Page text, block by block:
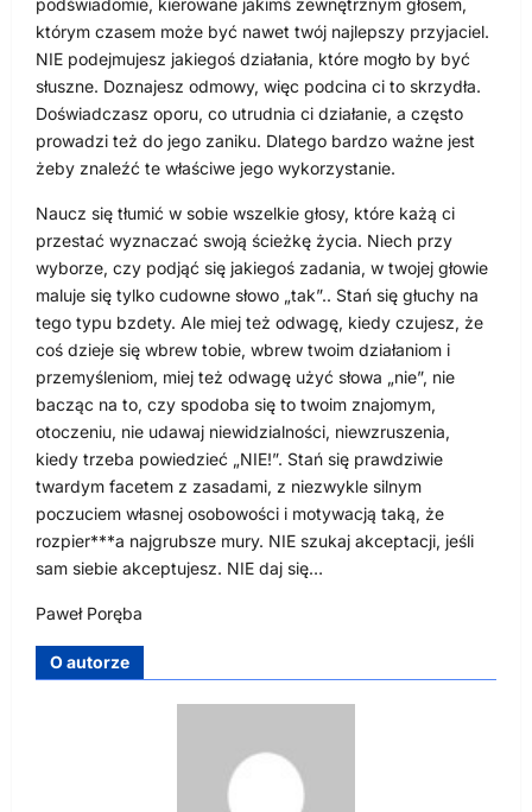
którym czasem może być nawet twój najlepszy przyjaciel.
NIE podejmujesz jakiegoś działania, które mogło by być
słuszne. Doznajesz odmowy, więc podcina ci to skrzydła.
Doświadczasz oporu, co utrudnia ci działanie, a często
prowadzi też do jego zaniku. Dlatego bardzo ważne jest
żeby znaleźć te właściwe jego wykorzystanie.
Naucz się tłumić w sobie wszelkie głosy, które każą ci
przestać wyznaczać swoją ścieżkę życia. Niech przy
wyborze, czy podjąć się jakiegoś zadania, w twojej głowie
maluje się tylko cudowne słowo „tak”.. Stań się głuchy na
tego typu bzdety. Ale miej też odwagę, kiedy czujesz, że
coś dzieje się wbrew tobie, wbrew twoim działaniom i
przemyśleniom, miej też odwagę użyć słowa „nie”, nie
bacząc na to, czy spodoba się to twoim znajomym,
otoczeniu, nie udawaj niewidzialności, niewzruszenia,
kiedy trzeba powiedzieć „NIE!”. Stań się prawdziwie
twardym facetem z zasadami, z niezwykle silnym
poczuciem własnej osobowości i motywacją taką, że
rozpier***a najgrubsze mury. NIE szukaj akceptacji, jeśli
sam siebie akceptujesz. NIE daj się…
Paweł Poręba
O autorze